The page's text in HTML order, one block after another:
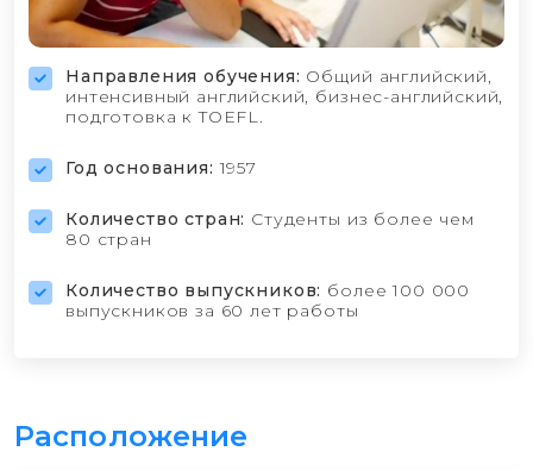
Направления обучения: Общий английский,
интенсивный английский, бизнес-английский,
подготовка к TOEFL.
Год основания: 1957
Количество стран: Студенты из более чем
80 стран
Количество выпускников: более 100 000
выпускников за 60 лет работы
Расположение